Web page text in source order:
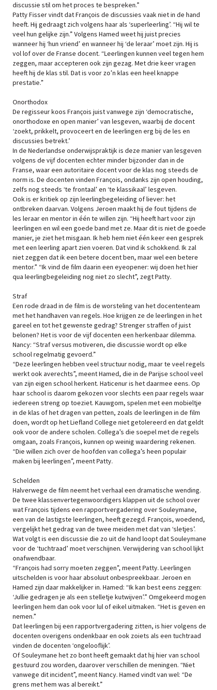
discussie stil om het proces te bespreken.”
Patty Fisser vindt dat François de discussies vaak niet in de hand
heeft. Hij gedraagt zich volgens haar als ‘superleerling’. “Hij wil te
veel hun gelijke zijn.” Volgens Hamed weet hij juist precies
wanneer hij ‘hun vriend’ en wanneer hij ‘de leraar’ moet zijn. Hij is
vol lof over de Franse docent. “Leerlingen kunnen veel tegen hem
zeggen, maar accepteren ook zijn gezag. Met drie keer vragen
heeft hij de klas stil. Dat is voor zo’n klas een heel knappe
prestatie.”
Onorthodox
De regisseur koos François juist vanwege zijn ‘democratische,
onorthodoxe en open manier’ van lesgeven, waarbij de docent
‘zoekt, prikkelt, provoceert en de leerlingen erg bij de les en
discussies betrekt.’
In de Nederlandse onderwijspraktijk is deze manier van lesgeven
volgens de vijf docenten echter minder bijzonder dan in de
Franse, waar een autoritaire docent voor de klas nog steeds de
norm is. De docenten vinden François, ondanks zijn open houding,
zelfs nog steeds ‘te frontaal’ en ‘te klassikaal’ lesgeven.
Ook is er kritiek op zijn leerlingbegeleiding of liever: het
ontbreken daarvan. Volgens Jeroen maakt hij de fout tijdens de
les leraar en mentor in één te willen zijn. “Hij heeft hart voor zijn
leerlingen en wil een goede band met ze. Maar dit is niet de goede
manier, je ziet het misgaan. Ik heb hem niet één keer een gesprek
met een leerling apart zien voeren. Dat vind ik schokkend. Ik zal
niet zeggen dat ik een betere docent ben, maar wel een betere
mentor.” “Ik vind de film daarin een eyeopener: wij doen het hier
qua leerlingbegeleiding nog niet zo slecht”, zegt Patty.
Straf
Een rode draad in de film is de worsteling van het docententeam
met het handhaven van regels. Hoe krijgen ze de leerlingen in het
gareel en tot het gewenste gedrag? Strenger straffen of juist
belonen? Het is voor de vijf docenten een herkenbaar dilemma.
Nancy: “Straf versus motiveren, die discussie wordt op elke
school regelmatig gevoerd.”
“Deze leerlingen hebben veel structuur nodig, maar te veel regels
werkt ook averechts”, meent Hamed, die in de Parijse school veel
van zijn eigen school herkent. Haticenur is het daarmee eens. Op
haar school is daarom gekozen voor slechts een paar regels waar
iedereen streng op toeziet. Kauwgom, spelen met een mobieltje
in de klas of het dragen van petten, zoals de leerlingen in de film
doen, wordt op het Liefland College niet getolereerd en dat geldt
ook voor de andere scholen. Collega’s die soepel met de regels
omgaan, zoals François, kunnen op weinig waardering rekenen.
“Die willen zich over de hoofden van collega’s heen populair
maken bij leerlingen”, meent Patty.
Schelden
Halverwege de film neemt het verhaal een dramatische wending.
De twee klassenvertegenwoordigers klappen uit de school over
wat François tijdens een rapportvergadering over Souleymane,
een van de lastigste leerlingen, heeft gezegd. François, woedend,
vergelijkt het gedrag van de twee meiden met dat van ‘sletjes’.
Wat volgt is een discussie die zo uit de hand loopt dat Souleymane
voor de ‘tuchtraad’ moet verschijnen. Verwijdering van school lijkt
onafwendbaar.
“François had sorry moeten zeggen”, meent Patty. Leerlingen
uitschelden is voor haar absoluut onbespreekbaar. Jeroen en
Hamed zijn daar makkelijker in. Hamed: “Ik kan best eens zeggen:
‘Jullie gedragen je als een stelletje kutwijven’.” Omgekeerd mogen
leerlingen hem dan ook voor lul of eikel uitmaken. “Het is geven en
nemen.”
Dat leerlingen bij een rapportvergadering zitten, is hier volgens de
docenten overigens ondenkbaar en ook zoiets als een tuchtraad
vinden de docenten ‘ongelooflijk’.
Of Souleymane het zo bont heeft gemaakt dat hij hier van school
gestuurd zou worden, daarover verschillen de meningen. “Niet
vanwege dit incident”, meent Nancy. Hamed vindt van wel: “De
grens met hem was al bereikt.”